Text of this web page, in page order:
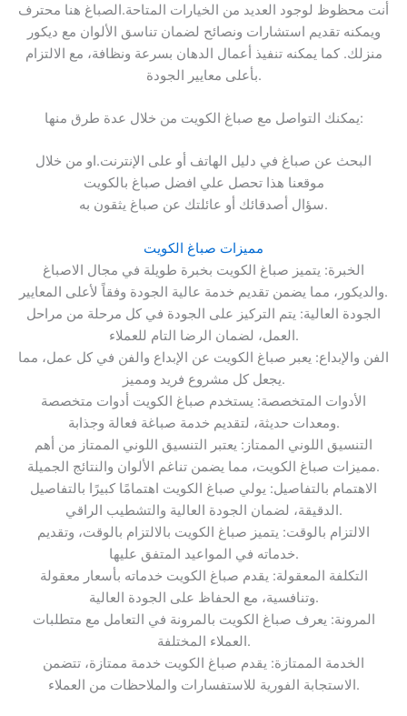
أنت محظوظ لوجود العديد من الخيارات المتاحة.الصباغ هنا محترف
ويمكنه تقديم استشارات ونصائح لضمان تناسق الألوان مع ديكور
منزلك. كما يمكنه تنفيذ أعمال الدهان بسرعة ونظافة، مع الالتزام
بأعلى معايير الجودة.
يمكنك التواصل مع صباغ الكويت من خلال عدة طرق منها:
البحث عن صباغ في دليل الهاتف أو على الإنترنت.او من خلال
موقعنا هذا تحصل علي افضل صباغ بالكويت
سؤال أصدقائك أو عائلتك عن صباغ يثقون به.
مميزات صباغ الكويت
الخبرة: يتميز صباغ الكويت بخبرة طويلة في مجال الاصباغ
والديكور، مما يضمن تقديم خدمة عالية الجودة وفقاً لأعلى المعايير.
الجودة العالية: يتم التركيز على الجودة في كل مرحلة من مراحل
العمل، لضمان الرضا التام للعملاء.
الفن والإبداع: يعبر صباغ الكويت عن الإبداع والفن في كل عمل، مما
يجعل كل مشروع فريد ومميز.
الأدوات المتخصصة: يستخدم صباغ الكويت أدوات متخصصة
ومعدات حديثة، لتقديم خدمة صباغة فعالة وجذابة.
التنسيق اللوني الممتاز: يعتبر التنسيق اللوني الممتاز من أهم
مميزات صباغ الكويت، مما يضمن تناغم الألوان والنتائج الجميلة.
الاهتمام بالتفاصيل: يولي صباغ الكويت اهتمامًا كبيرًا بالتفاصيل
الدقيقة، لضمان الجودة العالية والتشطيب الراقي.
الالتزام بالوقت: يتميز صباغ الكويت بالالتزام بالوقت، وتقديم
خدماته في المواعيد المتفق عليها.
التكلفة المعقولة: يقدم صباغ الكويت خدماته بأسعار معقولة
وتنافسية، مع الحفاظ على الجودة العالية.
المرونة: يعرف صباغ الكويت بالمرونة في التعامل مع متطلبات
العملاء المختلفة.
الخدمة الممتازة: يقدم صباغ الكويت خدمة ممتازة، تتضمن
الاستجابة الفورية للاستفسارات والملاحظات من العملاء.